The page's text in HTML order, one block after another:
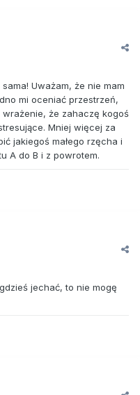
Uważam, że nie mam
mi oceniać przestrzeń,
wrażenie, że zahaczę kogoś
Mniej więcej za
jakiegoś małego rzęcha i
A do B i z powrotem.
jechać, to nie mogę